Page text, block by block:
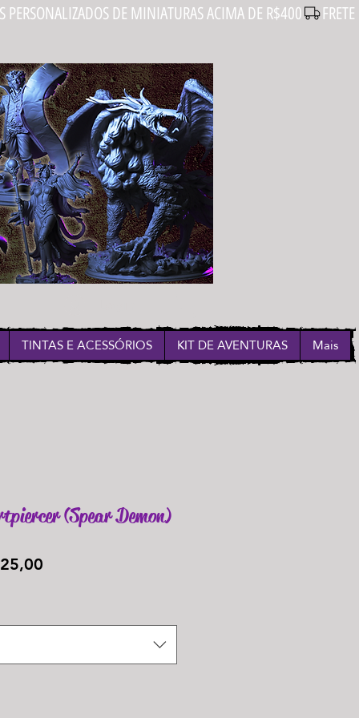
TINTAS E ACESSÓRIOS KIT DE AVENTURAS Mais
(Spear Demon)